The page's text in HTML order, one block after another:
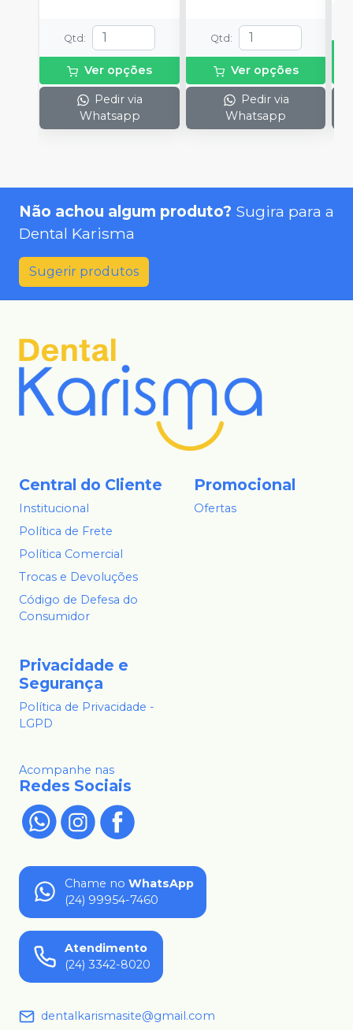
Qtd :
Ver opções
Pedir via
Whatsapp
Qtd :
Ver opções
Pedir via
Whatsapp
Não achou algum produto? Sugira para a
Dental Karisma
Sugerir produtos
Central do Cliente
Institucional
Política de Frete
Política Comercial
Trocas e Devoluções
Código de Defesa do
Consumidor
Promocional
Ofertas
Privacidade e
Segurança
Política de Privacidade -
LGPD
Acompanhe nas
Redes Sociais
Chame no WhatsApp
(24) 99954-7460
Atendimento
(24) 3342-8020
dentalkarismasite@gmail.com